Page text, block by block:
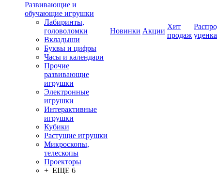
Развивающие и
обучающие игрушки
Лабиринты,
головоломки
Вкладыши
Буквы и цифры
Часы и календари
Прочие
развивающие
игрушки
Электронные
игрушки
Интерактивные
игрушки
Кубики
Растущие игрушки
Микроскопы,
телескопы
Проекторы
+ ЕЩЕ 6
Новинки Акции
Хит
продаж уценка